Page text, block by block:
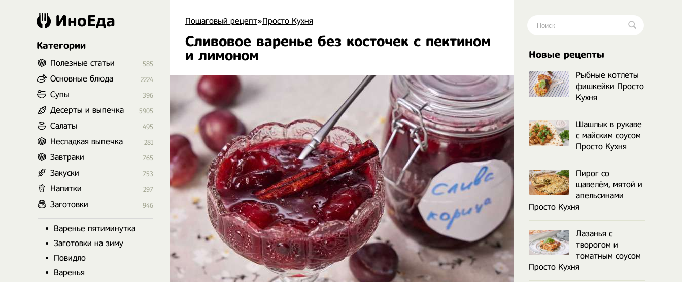
Пошаговый рецепт»Просто Кухня
Сливовое варенье без косточек с пектином
и лимоном
ИноЕда
Категории
Полезные статьи 585
Основные блюда 2224
Супы 396
Десерты и выпечка 5905
Салаты 495
Несладкая выпечка 281
Завтраки 765
Закуски 753
Напитки 297
Заготовки 946
Варенье пятиминутка
Заготовки на зиму
Повидло
Варенья
Новые рецепты
Рыбные котлеты
фишкейки Просто
Кухня
Шашлык в рукаве
с майским соусом
Просто Кухня
Пирог со
щавелём, мятой и
апельсинами
Просто Кухня
Лазанья с
творогом и
томатным соусом
Просто Кухня